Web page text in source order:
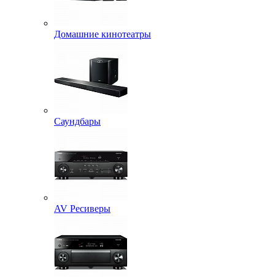
Домашние кинотеатры
Саундбары
AV Ресиверы